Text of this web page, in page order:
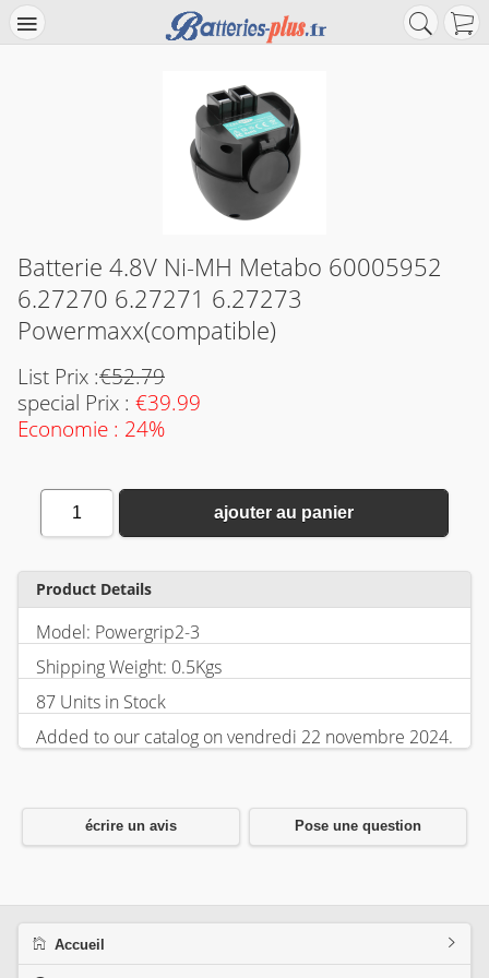
Batterie 4.8V Ni-MH Metabo 60005952
6.27270 6.27271 6.27273
Powermaxx(compatible)
List Prix :€52.79
special Prix : €39.99
Economie : 24%
1 ajouter au panier
Product Details
Model: Powergrip2-3
Shipping Weight: 0.5Kgs
87 Units in Stock
Added to our catalog on vendredi 22 novembre 2024.
écrire un avis Pose une question
Accueil